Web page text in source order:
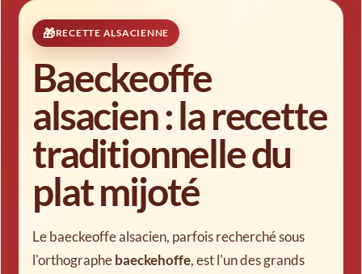
RECETTE ALSACIENNE
Baeckeoffe
alsacien : la recette
traditionnelle du
plat mijoté
Le baeckeoffe alsacien, parfois recherché sous
l'orthographebaeckehoffe, est l'un des grands